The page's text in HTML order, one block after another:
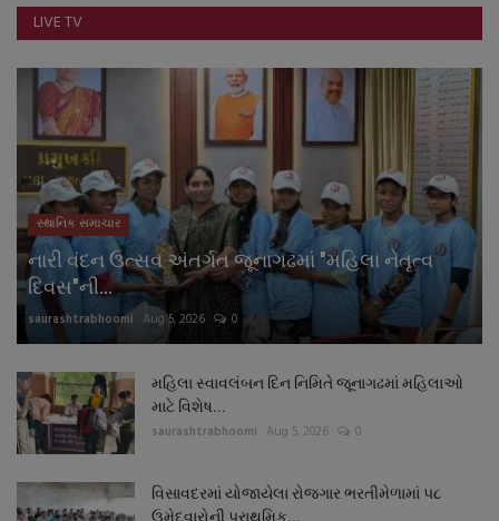
LIVE TV
સ્થાનિક સમાચાર
નારી વંદન ઉત્સવ અંતર્ગત જૂનાગઢમાં "મહિલા નેતૃત્વ
દિવસ"ની...
saurashtrabhoomi Aug 5, 2026 0
મહિલા સ્વાવલંબન દિન નિમિતે જૂનાગઢમાં મહિલાઓ
માટે વિશેષ...
saurashtrabhoomi Aug 5, 2026 0
વિસાવદરમાં યોજાયેલા રોજગાર ભરતીમેળામાં ૫૮
ઉમેદવારોની પ્રાથમિક...